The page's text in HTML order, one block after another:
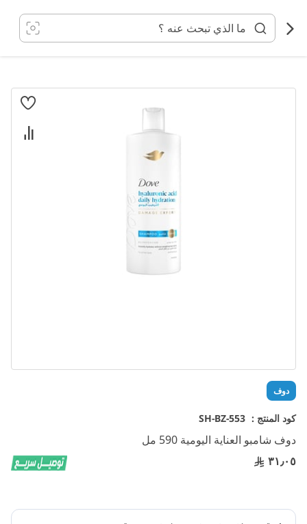
المحتوى
دوف
كود المنتج : SH-BZ-553
دوف شامبو العناية اليومية 590 مل
٣١٫٠٥
انتقل
تخطي
إلى
بداية
معرض
الصور